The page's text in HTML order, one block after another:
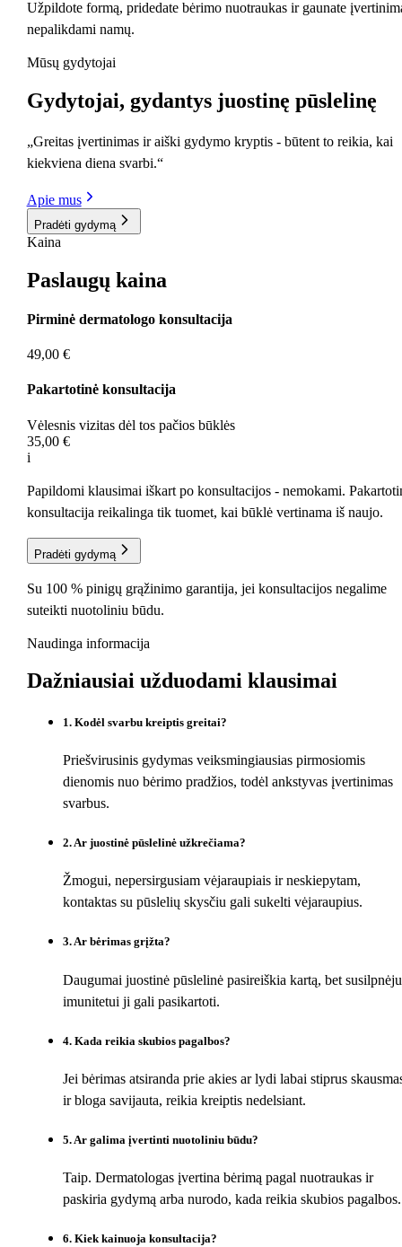
Užpildote formą, pridedate bėrimo nuotraukas ir gaunate
nepalikdami namų.
Mūsų gydytojai
Gydytojai, gydantys juostinę pūslelinę
„Greitas įvertinimas ir aiški gydymo kryptis - būtent to reikia, kai
kiekviena diena svarbi.“
Apie mus
Pradėti gydymą
Kaina
Paslaugų kaina
Pirminė dermatologo konsultacija
49,00 €
Pakartotinė konsultacija
Vėlesnis vizitas dėl tos pačios būklės
35,00 €
i
Papildomi klausimai iškart po konsultacijos - nemokami.
konsultacija reikalinga tik tuomet, kai būklė vertinama iš naujo.
Pradėti gydymą
Su 100 % pinigų grąžinimo garantija, jei konsultacijos negalime
suteikti nuotoliniu būdu.
Naudinga informacija
Dažniausiai užduodami klausimai
1. Kodėl svarbu kreiptis greitai?
Priešvirusinis gydymas veiksmingiausias pirmosiomis
dienomis nuo bėrimo pradžios, todėl ankstyvas įvertinimas
svarbus.
2. Ar juostinė pūslelinė užkrečiama?
Žmogui, nepersirgusiam vėjaraupiais ir neskiepytam,
kontaktas su pūslelių skysčiu gali sukelti vėjaraupius.
3.Ar bėrimas grįžta?
Daugumai juostinė pūslelinė pasireiškia kartą, bet
imunitetui ji gali pasikartoti.
4. Kada reikia skubios pagalbos?
Jei bėrimas atsiranda prie akies ar lydi labai stiprus
ir bloga savijauta, reikia kreiptis nedelsiant.
5.Ar galima įvertinti nuotoliniu būdu?
Taip. Dermatologas įvertina bėrimą pagal nuotraukas ir
paskiria gydymą arba nurodo, kada reikia skubios pagalbos.
6. Kiek kainuoja konsultacija?